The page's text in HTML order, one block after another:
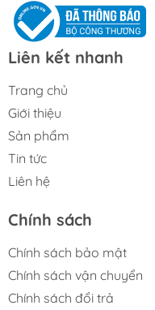
Liên kết nhanh
Trang chủ
Giới thiệu
Sản phẩm
Tin tức
Liên hệ
Chính sách
Chính sách bảo mật
Chính sách vận chuyển
Chính sách đổi trả